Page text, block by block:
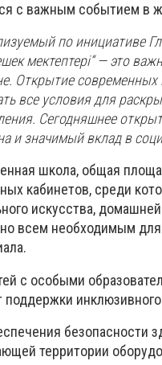
с важным событием в
по инициативе
мектептері“ — это
Открытие
все условия для
Сегодняшнее
и значимый вклад в
школа, общая
кабинетов, среди
искусства,
всем необходимым для
с особыми
поддержки
безопасности
территории